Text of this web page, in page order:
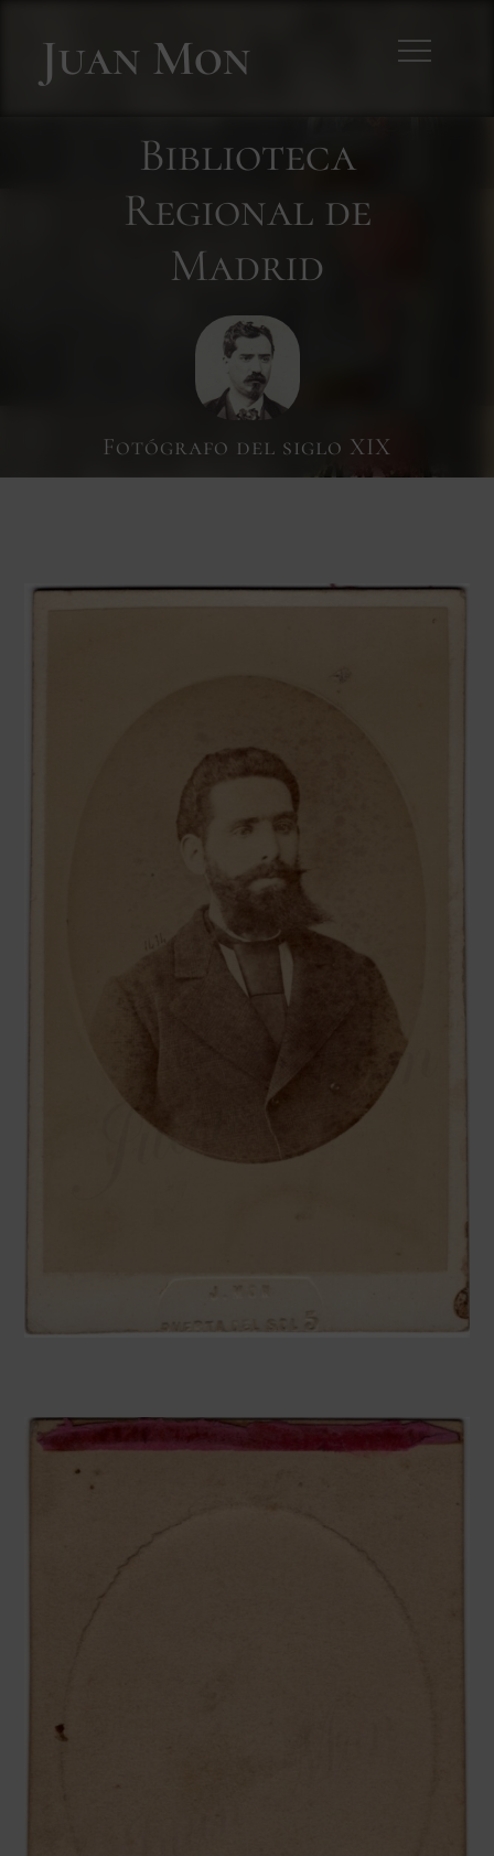
contentJuan Mon
Biblioteca
Regional de
Madrid